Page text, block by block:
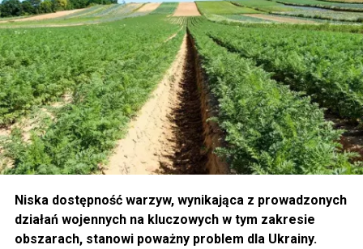
Niska dostępność warzyw, wynikająca z prowadzonych
działań wojennych na kluczowych w tym zakresie
obszarach, stanowi poważny problem dla Ukrainy.